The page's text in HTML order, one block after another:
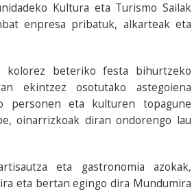
Kultura eta Turismo Sailak
enpresa pribatuk, alkarteak eta
kolorez beteriko festa bihurtzeko
ekintzez osotutako astegoiena
personen eta kulturen topagune
oinarrizkoak diran ondorengo lau
eta gastronomia azokak,
eta bertan egingo dira Mundumira